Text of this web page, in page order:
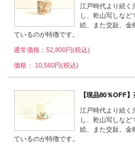
江戸時代より続く
し、乾山写しなど
絵、また交趾、金
ているのが特徴です。
通常価格：52,800円(税込)
価格： 10,560円(税込)
【現品80％OFF
江戸時代より続く
し、乾山写しなど
絵、また交趾、金
ているのが特徴です。